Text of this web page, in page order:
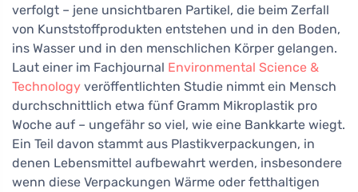
verfolgt – jene unsichtbaren Partikel, die beim Zerfall
von Kunststoffprodukten entstehen und in den Boden,
ins Wasser und in den menschlichen Körper gelangen.
Laut einer im Fachjournal Environmental Science &
Technology veröffentlichten Studie nimmt ein Mensch
durchschnittlich etwa fünf Gramm Mikroplastik pro
Woche auf – ungefähr so viel, wie eine Bankkarte wiegt.
Ein Teil davon stammt aus Plastikverpackungen, in
denen Lebensmittel aufbewahrt werden, insbesondere
wenn diese Verpackungen Wärme oder fetthaltigen